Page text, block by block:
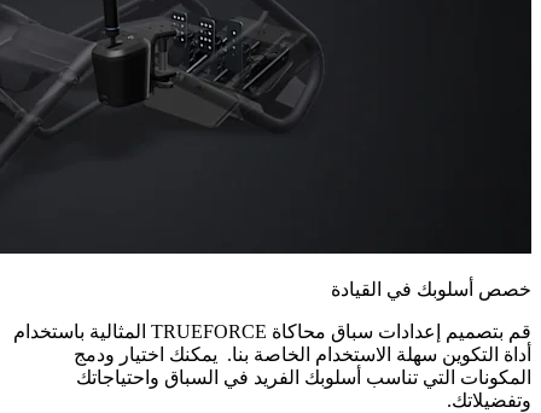
خصص أسلوبك في القيادة
قم بتصميم إعدادات سباق محاكاة TRUEFORCE المثالية باستخدام
أداة التكوين سهلة الاستخدام الخاصة بنا. يمكنك اختيار ودمج
المكونات التي تناسب أسلوبك الفريد في السباق واحتياجاتك
وتفضيلاتك.